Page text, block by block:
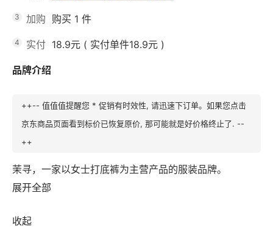
3 加购 购买 1 件
4 实付 18.9元 ( 实付单件18.9元 )
品牌介绍
++-- 值值值提醒您 * 促销有时效性, 请迅速下订单。如果您点击
京东商品页面看到标价已恢复原价, 那可能就是好价格终止了. --
++
茉寻，一家以女士打底裤为主营产品的服装品牌。
展开全部
收起